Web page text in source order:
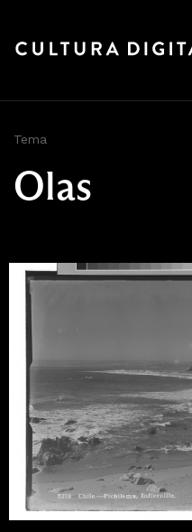
Tema
Olas